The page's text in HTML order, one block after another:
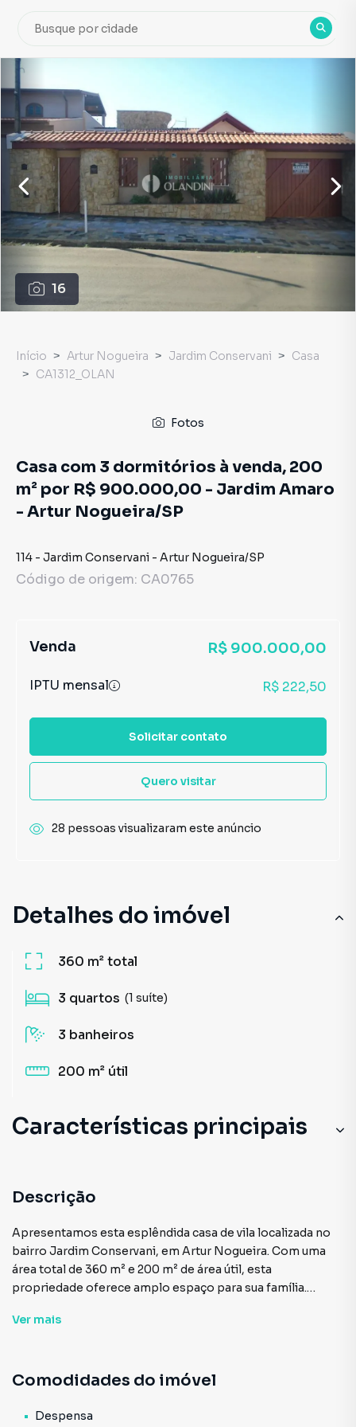
16
Detalhes do imóvel
360 m²total
3 quartos (1 suíte)
3 banheiros
200 m² útil
Características principais
Descrição
Apresentamos esta esplêndida casa de vila localizada no
bairro Jardim Conservani, em Artur Nogueira. Com uma
área total de 360 m² e 200 m² de área útil, esta
propriedade oferece amplo espaço para sua família.
A residência conta com 3 quartos, sendo 1 suíte, e 1 sala,
proporcionando praticidade no dia a dia. A despensa,
comodidades dessa excelente oportunidade.
Ver mais
Comodidades do imóvel
Despensa
Início Artur Nogueira Jardim Conservani
Casa
CA1312_OLAN
Fotos
Casa com 3 dormitórios à venda, 200
m² por R$ 900.000,00 - Jardim Amaro
- Artur Nogueira/SP
114 - Jardim Conservani - Artur Nogueira/SP
Código de origem: CA0765
Venda R$ 900.000,00
IPTU mensal R$ 222,50
Solicitar contato
Quero visitar
28 pessoas visualizaram este anúncio